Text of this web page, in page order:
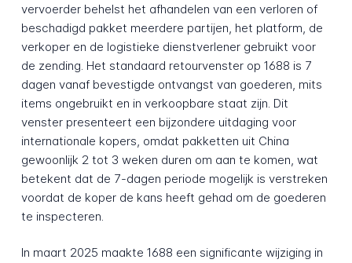
vervoerder behelst het afhandelen van een verloren of
beschadigd pakket meerdere partijen, het platform, de
verkoper en de logistieke dienstverlener gebruikt voor
de zending. Het standaard retourvenster op 1688 is 7
dagen vanaf bevestigde ontvangst van goederen, mits
items ongebruikt en in verkoopbare staat zijn. Dit
venster presenteert een bijzondere uitdaging voor
internationale kopers, omdat pakketten uit China
gewoonlijk 2 tot 3 weken duren om aan te komen, wat
betekent dat de 7-dagen periode mogelijk is verstreken
voordat de koper de kans heeft gehad om de goederen
te inspecteren.
In maart 2025 maakte 1688 een significante wijziging in